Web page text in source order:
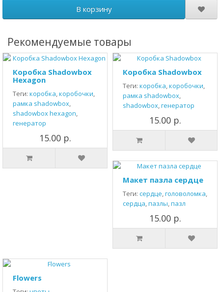
В корзину
Рекомендуемые товары
Коробка Shadowbox
Hexagon
Теги: коробка,коробочки,
рамка shadowbox,
shadowbox hexagon,
генератор
15.00 р.
Коробка Shadowbox
Теги: коробка,коробочки,
рамка shadowbox,
shadowbox,генератор
15.00 р.
Макет пазла сердце
Теги: сердце,головоломка,
сердца,пазлы,пазл
15.00 р.
Flowers